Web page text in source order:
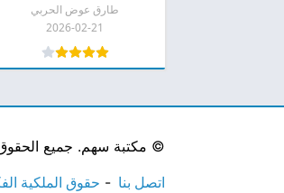
طارق عوض الحربي
2026-02-21
© مكتبة سهم. جميع
اتصل بنا حقوق الملكية